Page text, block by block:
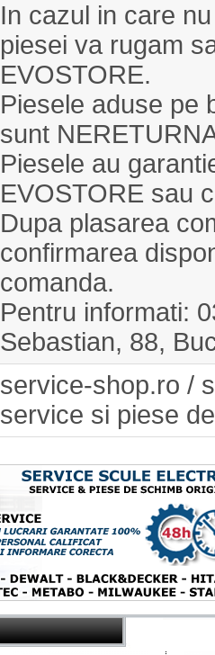
In cazul in care
piesei va rugam
EVOSTORE.
Piesele aduse pe
sunt
Piesele au
EVOSTORE sau
Dupa plasarea
confirmarea
comanda.
Pentru informati:
Sebastian, 88,
service-shop.ro /
service si piese